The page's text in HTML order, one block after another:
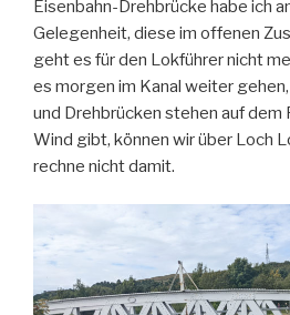
Eisenbahn-Drehbrücke habe ich
Gelegenheit, diese im offenen
geht es für den Lokführer nicht
es morgen im Kanal weiter
und Drehbrücken stehen auf dem
Wind gibt, können wir über Loch
rechne nicht damit.